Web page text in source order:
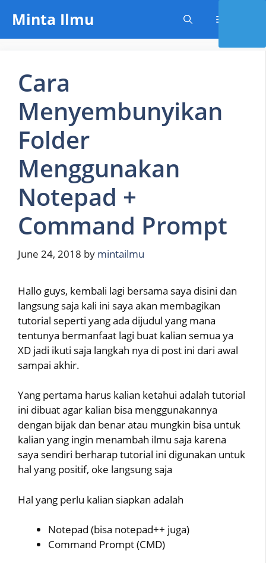
content
Minta Ilmu
Cara
Menyembunyikan
Folder
Menggunakan
Notepad +
Command Prompt
June 24, 2018 by mintailmu
Hallo guys, kembali lagi bersama saya disini dan
langsung saja kali ini saya akan membagikan
tutorial seperti yang ada dijudul yang mana
tentunya bermanfaat lagi buat kalian semua ya
XD jadi ikuti saja langkah nya di post ini dari awal
sampai akhir.
Yang pertama harus kalian ketahui adalah tutorial
ini dibuat agar kalian bisa menggunakannya
dengan bijak dan benar atau mungkin bisa untuk
kalian yang ingin menambah ilmu saja karena
saya sendiri berharap tutorial ini digunakan untuk
hal yang positif, oke langsung saja
Hal yang perlu kalian siapkan adalah
Notepad (bisa notepad++ juga)
Command Prompt (CMD)